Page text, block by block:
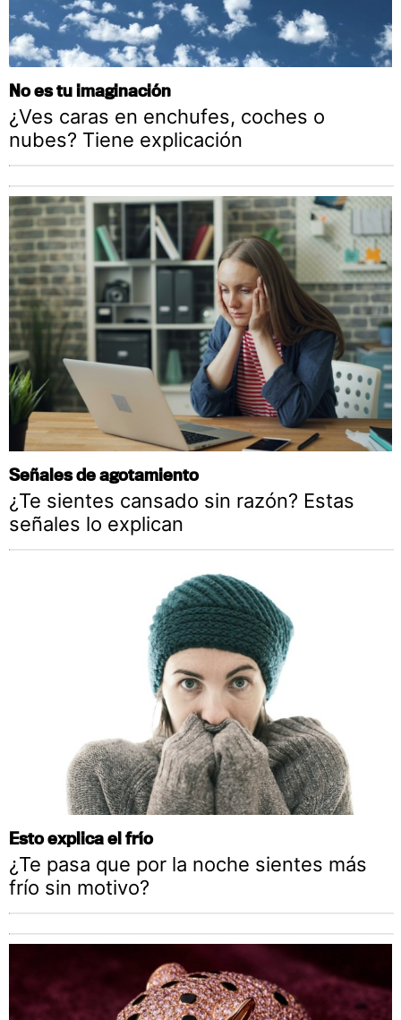
No es tu imaginación
¿Ves caras en enchufes, coches o
nubes? Tiene explicación
Señales de agotamiento
¿Te sientes cansado sin razón? Estas
señales lo explican
Esto explica el frío
¿Te pasa que por la noche sientes más
frío sin motivo?